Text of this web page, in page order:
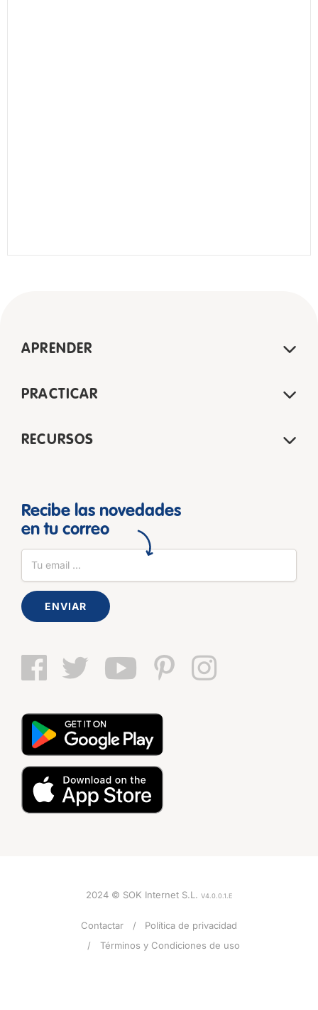
APRENDER
PRACTICAR
RECURSOS
Recibe las novedades
en tu correo
ENVIAR
2024 © SOK Internet S.L. V4.0.0.1.E
Contactar
Política de privacidad
Términos y Condiciones de uso